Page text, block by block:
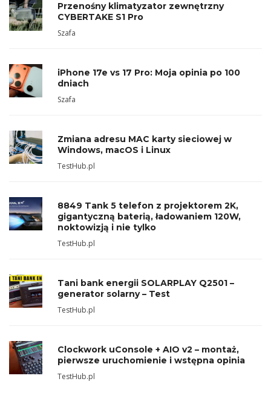
Przenośny klimatyzator zewnętrzny
CYBERTAKE S1 Pro
Szafa
iPhone 17e vs 17 Pro: Moja opinia po 100
dniach
Szafa
Zmiana adresu MAC karty sieciowej w
Windows, macOS i Linux
TestHub.pl
8849 Tank 5 telefon z projektorem 2K,
gigantyczną baterią, ładowaniem 120W,
noktowizją i nie tylko
TestHub.pl
Tani bank energii SOLARPLAY Q2501 –
generator solarny – Test
TestHub.pl
Clockwork uConsole + AIO v2 – montaż,
pierwsze uruchomienie i wstępna opinia
TestHub.pl